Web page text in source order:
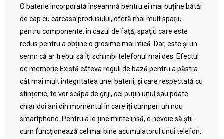
O baterie încorporată înseamnă pentru ei mai puține bătăi
de cap cu carcasa produsului, oferă mai mult spațiu
pentru componente, în cazul de față, spațiu care este
redus pentru a obține o grosime mai mică. Dar, este și un
semn că ar trebui să îți schimbi telefonul mai des. Efectul
de memorie Există câteva reguli de bază pentru a păstra
cât mai mult integritatea unei baterii, și care respectată cu
sfințenie, te vor scăpa de griji, cel puțin unul sau poate
chiar doi ani din momentul în care îți cumperi un nou
smartphone. Pentru a le ține minte însă, e nevoie să știi
cum funcționează cel mai bine acumulatorul unui telefon.